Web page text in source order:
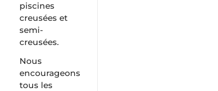
piscines
creusées et
semi-
creusées.
Nous
encourageons
tous les